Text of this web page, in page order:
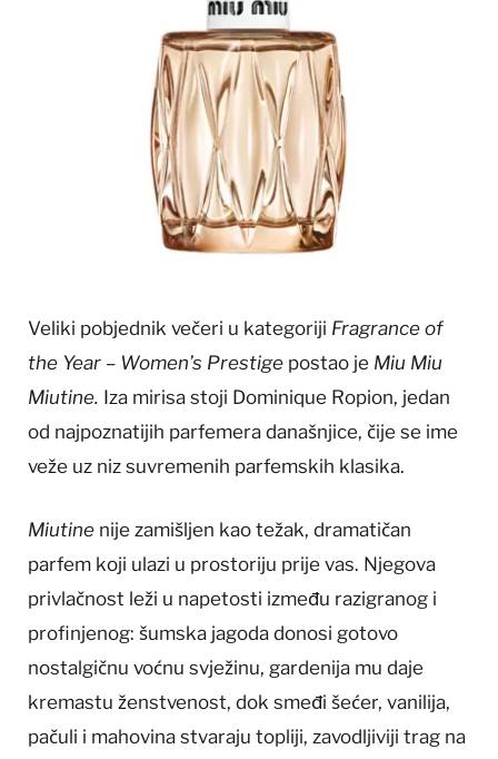
Veliki pobjednik večeri u kategoriji Fragrance of
the Year – Women’s Prestige postao je Miu Miu
Miutine. Iza mirisa stoji Dominique Ropion, jedan
od najpoznatijih parfemera današnjice, čije se ime
veže uz niz suvremenih parfemskih klasika.
Miutine nije zamišljen kao težak, dramatičan
parfem koji ulazi u prostoriju prije vas. Njegova
privlačnost leži u napetosti između razigranog i
profinjenog: šumska jagoda donosi gotovo
nostalgičnu voćnu svježinu, gardenija mu daje
kremastu ženstvenost, dok smeđi šećer, vanilija,
pačuli i mahovina stvaraju topliji, zavodljiviji trag na